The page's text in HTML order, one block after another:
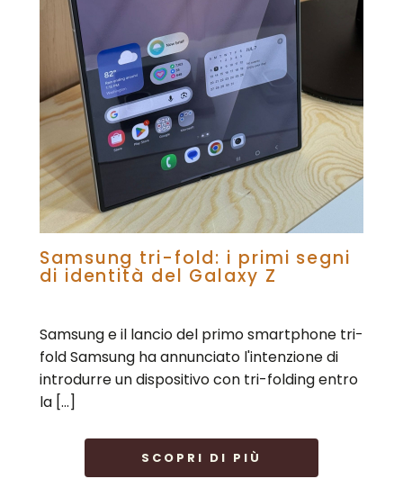
Samsung tri-fold: i primi segni
di identità del Galaxy Z
Samsung e il lancio del primo smartphone tri-
fold Samsung ha annunciato l'intenzione di
introdurre un dispositivo con tri-folding entro
la […]
SCOPRI DI PIÙ